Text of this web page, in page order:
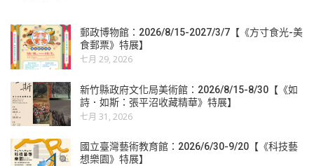
郵政博物館：2026/8/15-2027/3/7【《方寸食光-美
食郵票》特展】
七月 29, 2026
新竹縣政府文化局美術館：2026/8/15-8/30【《如
詩．如斯：張平沼收藏精華》特展】
七月 31, 2026
國立臺灣藝術教育館：2026/6/30-9/20【《科技藝
想樂園》特展】